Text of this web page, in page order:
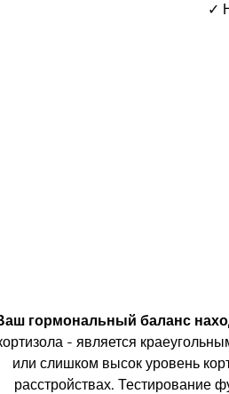
✓
гормональный баланс
- является
или слишком высок уровень
расстройствах. Тестирование